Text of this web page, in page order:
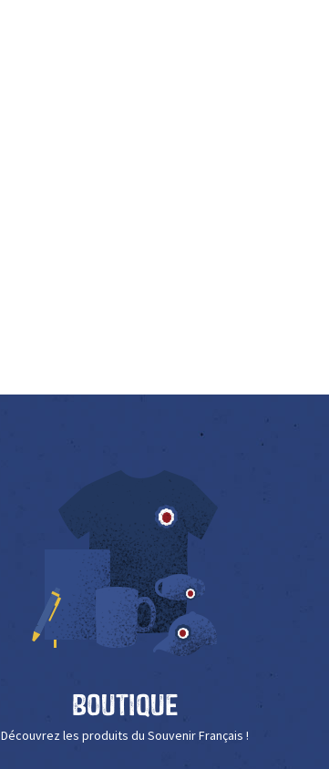
Boutique
Découvrez les produits du Souvenir Français !